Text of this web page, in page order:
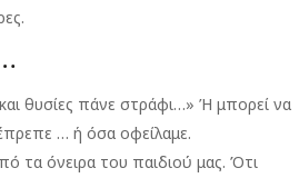
θυσίες πάνε στράφι…» Ή μπορεί να
… ή όσα οφείλαμε.
τα όνειρα του παιδιού μας. Ότι